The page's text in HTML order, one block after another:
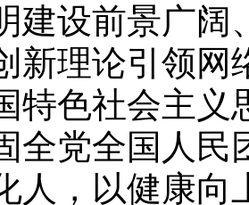
建设前景广
新理论引领网
特色社会主义
全党全国人民
人，以健康向